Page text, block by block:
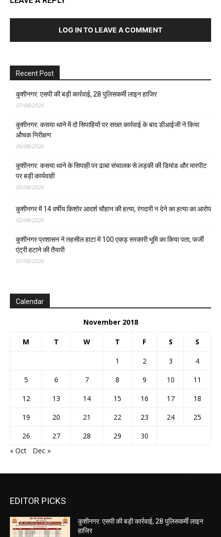
LOG IN TO LEAVE A COMMENT
Recent Post
कुशीनगर: एसपी की बड़ी कार्रवाई, 28 पुलिसकर्मी लाइन हाजिर
07/08/2026
कुशीनगर: कसया थाने में दो सिपाहियों पर सख्त कार्रवाई के बाद डीआईजी ने किया
औचक निरीक्षण
05/08/2026
कुशीनगर: कसया थाने के सिपाही पर ढाबा संचालक से लड़की की डिमांड और मारपीट
पर बड़ी कार्यवाही
05/08/2026
कुशीनगर में 14 वर्षीय किशोर आदर्श चौहान की हत्या, रंगदारी न देने का हत्या का आरोप
02/08/2026
कुशीनगर प्रशासन ने तहसील हाटा में 100 एकड़ सरकारी भूमि का किया पता, फर्जी
एंट्री हटाने की तैयारी
01/08/2026
Calendar
November 2018
M T W T F S S
1 2 3
4
5
6 7 8 9 10
11
12
13 14 15 16 17
18
19
20 21 22 23 24
25
26
27 28 29
30
« Oct
Dec »
EDITOR PICKS
कुशीनगर: एसपी की बड़ी कार्रवाई, 28 पुलिसकर्मी लाइन
हाजिर